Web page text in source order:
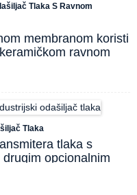
Tlaka S Ravnom
membranom koristi
ravnom
je u kontaktu s
medija i
keramičke
čine instrument
medije u
Tlaka
tlaka s
opcionalnim
uvoznog
s integriranom